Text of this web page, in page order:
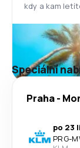
kdy a kam
Speciální
Praha-
po 23
PRG-